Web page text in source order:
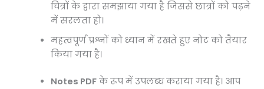
चित्रों के द्वारा समझाया गया है जिससे छात्रों को पढ़ने
में सरलता हो।
महत्वपूर्ण प्रश्नों को ध्यान में रखते हुए नोट को तैयार
किया गया है।
Notes PDF के रूप में उपलब्ध कराया गया है। आप